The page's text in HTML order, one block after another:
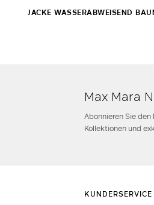
JACKE WASSERABWEISEND
Max Mara
Abonnieren Sie
Kollektionen und